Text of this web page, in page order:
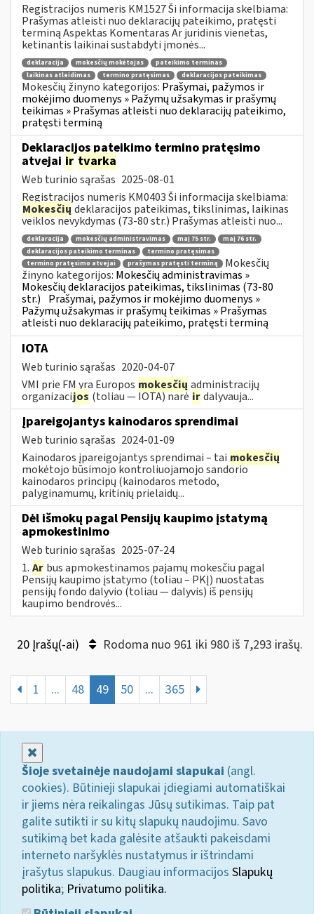
Registracijos numeris KM1527 Ši informacija skelbiama:
Prašymas atleisti nuo deklaracijų pateikimo, pratęsti
terminą Aspektas Komentaras Ar juridinis vienetas,
ketinantis laikinai sustabdyti įmonės...
deklaracija mokesčių mokėtojas
pateikimo terminas
laikinas atleidimas
termino pratęsimas deklaracijos pateikimas
Mokesčių žinyno kategorijos: Prašymai, pažymos ir
mokėjimo duomenys » Pažymų užsakymas ir prašymų
teikimas » Prašymas atleisti nuo deklaracijų pateikimo,
pratęsti terminą
Deklaracijos pateikimo termino pratęsimo
atvejai ir tvarka
Web turinio sąrašas 2025-08-01
Registracijos numeris KM0403 Ši informacija skelbiama:
Mokesčių deklaracijos pateikimas, tikslinimas, laikinas
veiklos nevykdymas (73-80 str.) Prašymas atleisti nuo...
deklaracija mokesčių administravimas maį 75 str.
maį 76 str.
deklaracijos pateikimo terminas
termino pratęsimas
termino pratęsimo atvejai
prašymas pratęsti terminą
Mokesčių
žinyno kategorijos: Mokesčių administravimas »
Mokesčių deklaracijos pateikimas, tikslinimas (73-80
str.) Prašymai, pažymos ir mokėjimo duomenys »
Pažymų užsakymas ir prašymų teikimas » Prašymas
atleisti nuo deklaracijų pateikimo, pratęsti terminą
IOTA
Web turinio sąrašas 2020-04-07
VMI prie FM yra Europos mokesčių administracijų
organizacijos (toliau — IOTA) narė irdalyvauja...
Įpareigojantys kainodaros sprendimai
Web turinio sąrašas 2024-01-09
Kainodaros įpareigojantys sprendimai – tai mokesčių
mokėtojo būsimojo kontroliuojamojo sandorio
kainodaros principų (kainodaros metodo,
palyginamumų, kritinių prielaidų...
Dėl išmokų pagal Pensijų kaupimo įstatymą
apmokestinimo
Web turinio sąrašas 2025-07-24
1. Ar bus apmokestinamos pajamų mokesčiu pagal
Pensijų kaupimo įstatymo (toliau – PKĮ) nuostatas
pensijų fondo dalyvio (toliau — dalyvis) iš pensijų
kaupimo bendrovės...
20 Įrašų(-ai) Rodoma nuo 961 iki 980 iš 7,293 irašų.
1 ... 48 49 50 ... 365
Šioje svetainėje naudojami slapukai (angl.
cookies). Būtinieji slapukai įdiegiami automatiškai
ir jiems nėra reikalingas Jūsų sutikimas. Taip pat
galite sutikti ir su kitų slapukų naudojimu. Savo
sutikimą bet kada galėsite atšaukti pakeisdami
interneto naršyklės nustatymus ir ištrindami
įrašytus slapukus. Daugiau informacijos Slapukų
politika; Privatumo politika.